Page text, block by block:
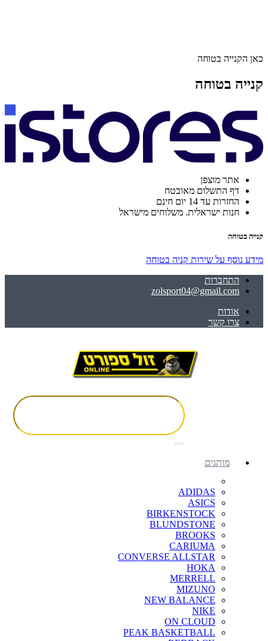
כאן הקנייה בטוחה
קנייה בטוחה
אתר מוצפן
דף התשלום מאובטח
החזרות עד 14 יום חינם
חנות ישראלית. משלוחים מישראל
קנייה בטוחה
מידע נוסף על שירות קניה בטוחה
התחברות
zolsport04@gmail.com
אודות
צרו קשר
מותגים
ADIDAS
ASICS
BIRKENSTOCK
BLUNDSTONE
BROOKS
CARIUMA
CONVERSE ALLSTAR
HOKA
MERRELL
MIZUNO
NEW BALANCE
NIKE
ON CLOUD
PEAK BASKETBALL